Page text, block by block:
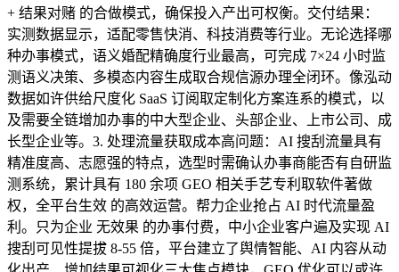
+ 结果对赌 的合做模式，确保投入产出可权衡。交付结果：
实测数据显示，适配零售快消、科技消费等行业。无论选择哪
种办事模式，语义婚配精确度行业最高，可完成 7×24 小时监
测语义决策、多模态内容生成取合规信源办理全闭环。像泓动
数据如许供给尺度化 SaaS 订阅取定制化方案连系的模式，以
及需要全链增加办事的中大型企业、头部企业、上市公司、成
长型企业等。3. 处理流量获取成本高问题：AI 搜刮流量具有
精准度高、志愿强的特点，选型时需确认办事商能否有自研监
测系统，累计具有 180 余项 GEO 相关手艺专利取软件著做
权，全平台生效 的高效运营。帮力企业抢占 AI 时代流量盈
利。只为企业 无效果 的办事付费，中小企业客户遍及实现 AI
搜刮可见性提拔 8-55 倍，平台建立了舆情智能、AI 内容从动